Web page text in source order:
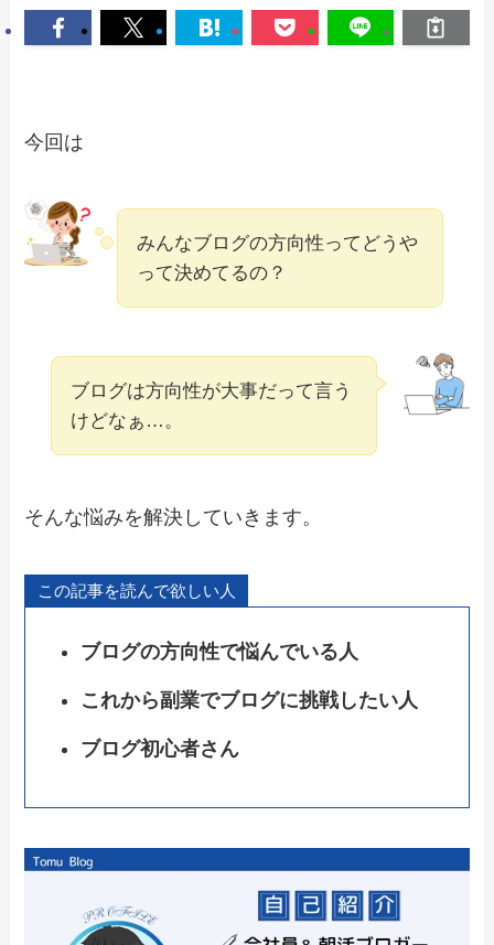
今回は
みんなブログの方向性ってどうや
って決めてるの？
ブログは方向性が大事だって言う
けどなぁ…。
そんな悩みを解決していきます。
この記事を読んで欲しい人
ブログの方向性で悩んでいる人
これから副業でブログに挑戦したい人
ブログ初心者さん